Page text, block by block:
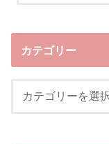
カテゴリー